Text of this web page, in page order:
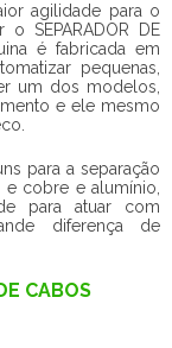
agilidade para o
SEPARADOR DE
é fabricada em
pequenas,
um dos modelos,
e ele mesmo
para a separação
cobre e alumínio,
para atuar com
diferença de
CABOS